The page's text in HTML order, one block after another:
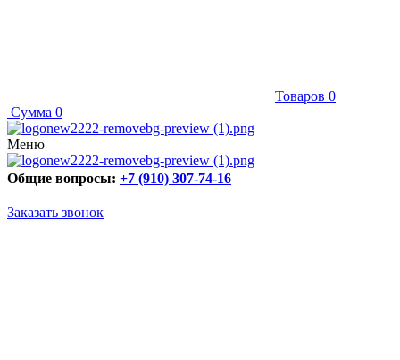
Товаров 0
Сумма 0
Меню
Общие вопросы: +7 (910) 307-74-16
Заказать звонок